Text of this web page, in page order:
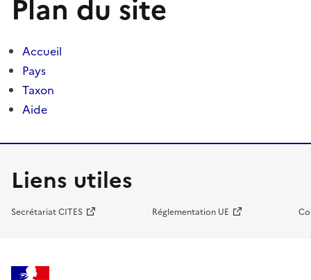
Plan du site
Accueil
Pays
Taxon
Aide
Liens utiles
Secrétariat CITES Réglementation UE